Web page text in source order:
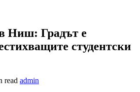
Ниш: Градът е
студентски
read admin